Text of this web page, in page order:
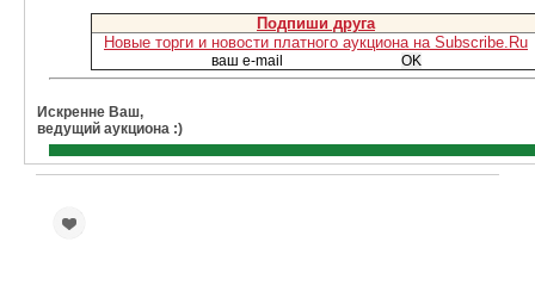
Подпиши друга
Новые торги и новости платного аукциона на Subscribe.Ru
Искренне Ваш,
ведущий аукциона :)